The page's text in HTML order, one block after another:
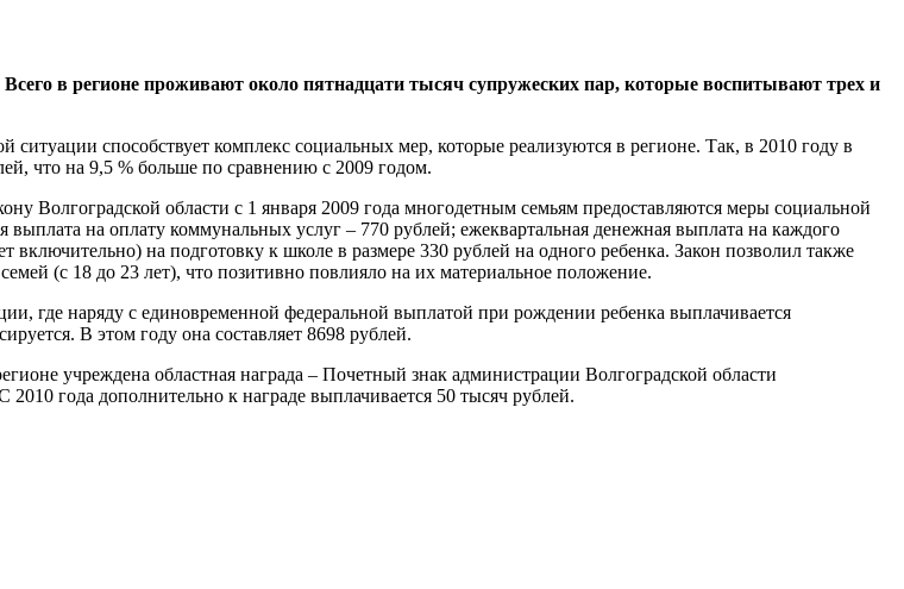
в регионе проживают около пятнадцати тысяч супружеских пар, которые воспитывают трех и
способствует комплекс социальных мер, которые реализуются в регионе. Так, в 2010 году в
что на 9,5 % больше по сравнению с 2009 годом.
Волгоградской области с 1 января 2009 года многодетным семьям предоставляются меры социальной
на оплату коммунальных услуг – 770 рублей; ежеквартальная денежная выплата на каждого
включительно) на подготовку к школе в размере 330 рублей на одного ребенка. Закон позволил также
(с 18 до 23 лет), что позитивно повлияло на их материальное положение.
где наряду с единовременной федеральной выплатой при рождении ребенка выплачивается
В этом году она составляет 8698 рублей.
учреждена областная награда – Почетный знак администрации Волгоградской области
года дополнительно к награде выплачивается 50 тысяч рублей.